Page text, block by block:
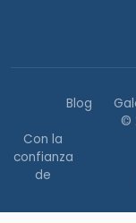
Blog
©
Con la
confianza
de